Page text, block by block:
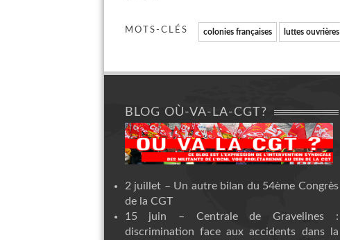
MOTS-CLÉS colonies françaises luttes ouvrières
BLOG OÙ-VA-LA-CGT?
2 juillet – Un autre bilan du 54ème Congrès
de la CGT
15 juin – Centrale de Gravelines :
discrimination face aux accidents dans la